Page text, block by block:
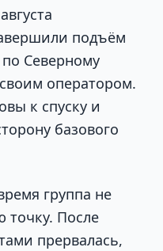
подъём
Северному
оператором.
к спуску и
базового
группа не
точку. После
прервалась,